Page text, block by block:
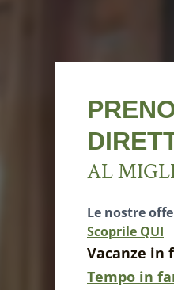
AL
Le nostre
Scoprile QUI
Vacanze in
Tempo in